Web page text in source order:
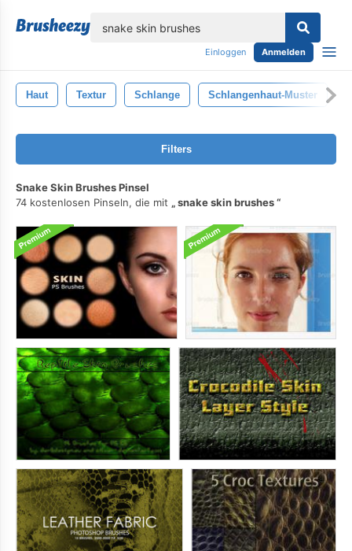
Einloggen Anmelden
Haut Textur Schlange Schlangenhaut-Muster
Filters
Snake Skin Brushes Pinsel
74 kostenlosen Pinseln, die mit
snake skin brushes